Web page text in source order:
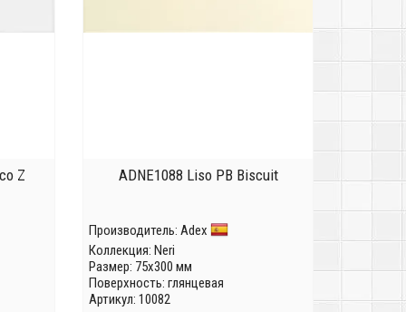
Z ADNE1088 Liso PB Biscuit
Производитель: Adex
Коллекция: Neri
Размер: 75x300 мм
Поверхность: глянцевая
Артикул: 10082